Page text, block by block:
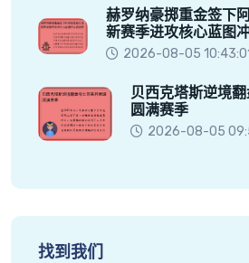
赫罗纳豪掷重金签下
新赛季进攻核心蓝图
2026-08-05
贝西克塔斯逆境
圆满赛季
2026-08-05
找到我们